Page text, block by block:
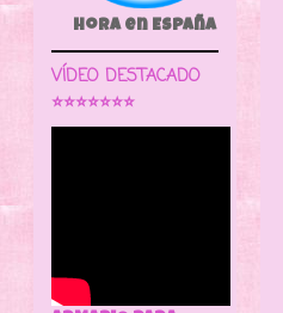
Hora en España
VÍDEO DESTACADO
⭐⭐⭐⭐⭐⭐⭐